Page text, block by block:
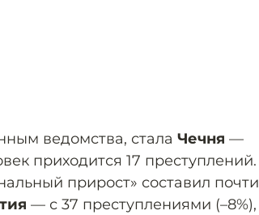
ведомства, стала Чечня —
приходится 17 преступлений.
прирост» составил почти
— с 37 преступлениями (–8%),